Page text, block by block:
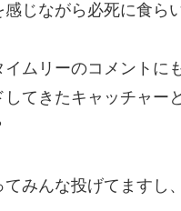
感じながら必死に食ら
ムリーのコメントに
してきたキャッチャ
てみんな投げてます